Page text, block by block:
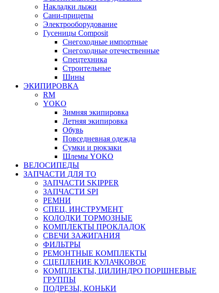
Накладки лыжи
Сани-прицепы
Электрооборудование
Гусеницы Composit
Снегоходные импортные
Снегоходные отечественные
Спецтехника
Строительные
Шины
ЭКИПИРОВКА
RM
YOKO
Зимняя экипировка
Летняя экипировка
Обувь
Повседневная одежда
Сумки и рюкзаки
Шлемы YOKO
ВЕЛОСИПЕДЫ
ЗАПЧАСТИ ДЛЯ ТО
ЗАПЧАСТИ SKIPPER
ЗАПЧАСТИ SPI
РЕМНИ
СПЕЦ. ИНСТРУМЕНТ
КОЛОДКИ ТОРМОЗНЫЕ
КОМПЛЕКТЫ ПРОКЛАДОК
СВЕЧИ ЗАЖИГАНИЯ
ФИЛЬТРЫ
РЕМОНТНЫЕ КОМПЛЕКТЫ
СЦЕПЛЕНИЕ КУЛАЧКОВОЕ
КОМПЛЕКТЫ, ЦИЛИНДРО ПОРШНЕВЫЕ
ГРУППЫ
ПОДРЕЗЫ, КОНЬКИ